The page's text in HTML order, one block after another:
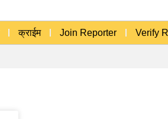
क्राईम Join Reporter Verify